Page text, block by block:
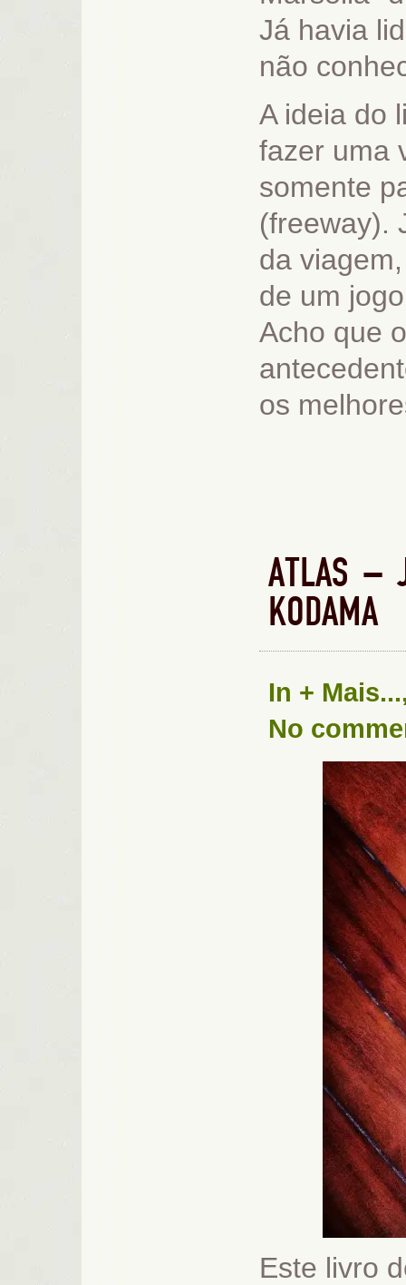
Já havia
não
A ideia do
fazer uma
somente
(freeway).
da
de um
Acho que
os
ATLAS –
KODAMA
In + Mais...
No
Este livro